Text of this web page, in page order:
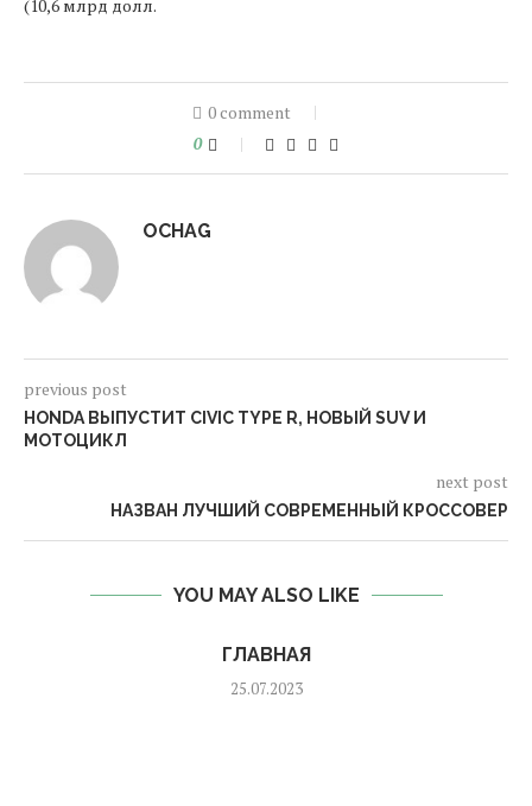
(10,6 млрд долл.
0 comment
0
OCHAG
previous post
HONDA ВЫПУСТИТ CIVIC TYPE R, НОВЫЙ SUV И
МОТОЦИКЛ
next post
НАЗВАН ЛУЧШИЙ СОВРЕМЕННЫЙ КРОССОВЕР
YOU MAY ALSO LIKE
ГЛАВНАЯ
25.07.2023